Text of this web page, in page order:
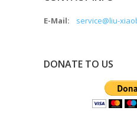
E-Mail: service@liu-
DONATE TO US